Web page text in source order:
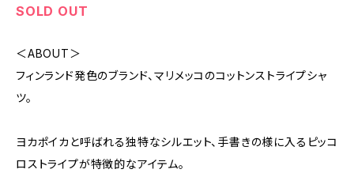
SOLD OUT
＜ABOUT＞
フィンランド発色のブランド、マリメッコのコットンストライプシャ
ツ。
ヨカポイカと呼ばれる独特なシルエット、手書きの様に入るピッコ
ロストライプが特徴的なアイテム。